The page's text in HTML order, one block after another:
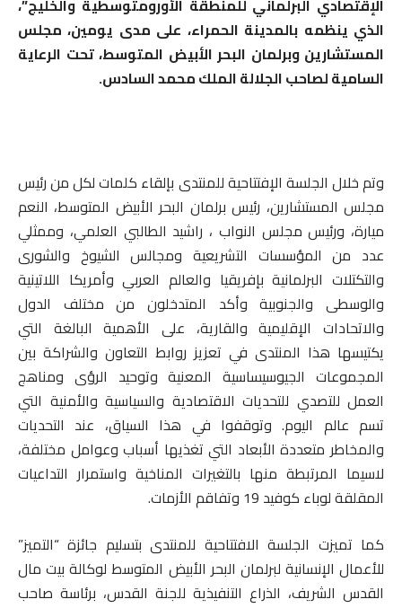
الذي ينظمه بالمدينة الحمراء، على مدى يومين، مجلس
المستشارين وبرلمان البحر الأبيض المتوسط، تحت الرعاية
السامية لصاحب الجلالة الملك محمد السادس.
وتم خلال الجلسة الإفتتاحية للمنتدى بإلقاء كلمات لكل من رئيس
مجلس المستشارين، رئيس برلمان البحر الأبيض المتوسط، النعم
ميارة، ورئيس مجلس النواب ، راشيد الطالبي العلمي، وممثلي
عدد من المؤسسات التشريعية ومجالس الشيوخ والشورى
والتكتلات البرلمانية بإفريقيا والعالم العربي وأمريكا اللاتينية
والوسطى والجنوبية وأكد المتدخلون من مختلف الدول
والاتحادات الإقليمية والقارية، على الأهمية البالغة التي
يكتيسها هذا المنتدى في تعزيز روابط التعاون والشراكة بين
المجموعات الجيوسيساسية المعنية وتوحيد الرؤى ومناهج
العمل للتصدي للتحديات الاقتصادية والسياسية والأمنية التي
تسم عالم اليوم. وتوقفوا في هذا السياق، عند التحديات
والمخاطر متعددة الأبعاد التي تغذيها أسباب وعوامل مختلفة،
لاسيما المرتبطة منها بالتغيرات المناخية واستمرار التداعيات
المقلقة لوباء كوفيد 19 وتفاقم الأزمات.
كما تميزت الجلسة الافتتاحية للمنتدى بتسليم جائزة “التميز”
للأعمال الإنسانية لبرلمان البحر الأبيض المتوسط لوكالة بيت مال
القدس الشريف، الذراع التنفيذية للجنة القدس، برئاسة صاحب